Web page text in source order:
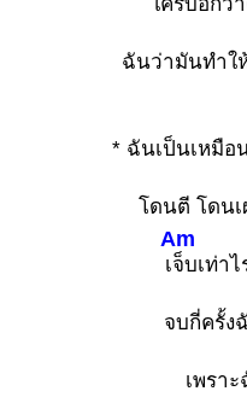
ฉันว่ามันทำใ
* ฉันเป็นเหมือ
โดนตี โดนเ
เ
Am
จ็บเท่า
จบกี่ครั้ง
เพรา